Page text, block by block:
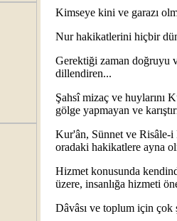
Kimseye kini ve garazı
Nur hakikatlerini hiçbir
Gerektiği zaman doğruyu
dillendiren...
Şahsî mizaç ve huylarını
gölge yapmayan ve
Kur'ân, Sünnet ve Risâle-
oradaki hakikatlere ayna
Hizmet konusunda
üzere, insanlığa hizmeti
Dâvâsı ve toplum için çok